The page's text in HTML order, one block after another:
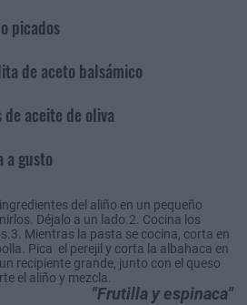
picados
de aceto balsámico
aceite de oliva
a gusto
del aliño en un pequeño
Déjalo a un lado.2. Cocina los
Mientras la pasta se cocina, corta en
Pica el perejil y corta la albahaca en
recipiente grande, junto con el queso
el aliño y mezcla.
Frutilla y espinaca